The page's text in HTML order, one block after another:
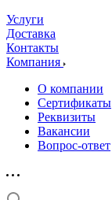
Услуги
Доставка
Контакты
Компания
О компании
Сертификаты
Реквизиты
Вакансии
Вопрос-ответ